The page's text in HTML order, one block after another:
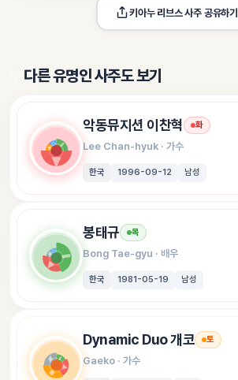
키아누 리브스 사주 공유하기
다른 유명인 사주도 보기
악동뮤지션 이찬혁 화
Lee Chan-hyuk · 가수
한국 1996-09-12 남성
봉태규 목
Bong Tae-gyu · 배우
한국 1981-05-19 남성
Dynamic Duo 개코 토
Gaeko · 가수